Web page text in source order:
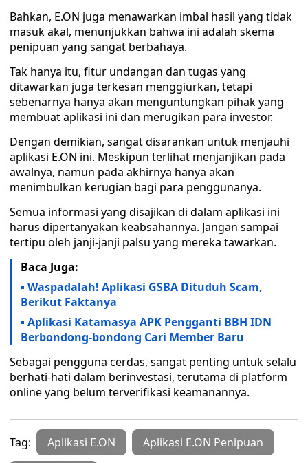
Bahkan, E.ON juga menawarkan imbal hasil yang tidak
masuk akal, menunjukkan bahwa ini adalah skema
penipuan yang sangat berbahaya.
Tak hanya itu, fitur undangan dan tugas yang
ditawarkan juga terkesan menggiurkan, tetapi
sebenarnya hanya akan menguntungkan pihak yang
membuat aplikasi ini dan merugikan para investor.
Dengan demikian, sangat disarankan untuk menjauhi
aplikasi E.ON ini. Meskipun terlihat menjanjikan pada
awalnya, namun pada akhirnya hanya akan
menimbulkan kerugian bagi para penggunanya.
Semua informasi yang disajikan di dalam aplikasi ini
harus dipertanyakan keabsahannya. Jangan sampai
tertipu oleh janji-janji palsu yang mereka tawarkan.
Baca Juga:
Waspadalah! Aplikasi GSBA Dituduh Scam,
Berikut Faktanya
Aplikasi Katamasya APK Pengganti BBH IDN
Berbondong-bondong Cari Member Baru
Sebagai pengguna cerdas, sangat penting untuk selalu
berhati-hati dalam berinvestasi, terutama di platform
online yang belum terverifikasi keamanannya.
Tag: Aplikasi E.ON Aplikasi E.ON Penipuan